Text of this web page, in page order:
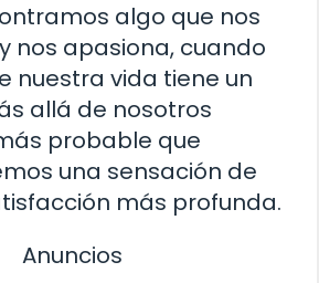
algo que nos
nos apasiona, cuando
nuestra vida tiene un
allá de nosotros
probable que
una sensación de
más profunda.
Anuncios